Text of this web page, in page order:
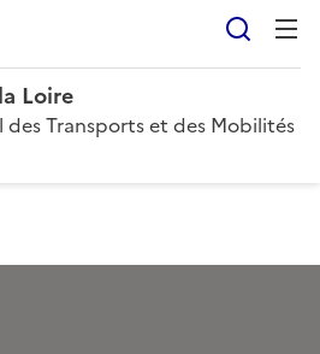
Loire
des Transports et des Mobilités